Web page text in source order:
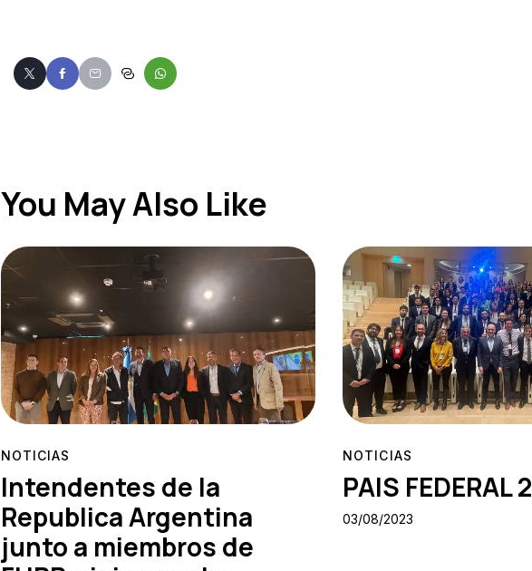
You May Also Like
NOTICIAS
Intendentes de la
Republica Argentina
junto a miembros de
NOTICIAS
PAIS FEDERAL
03/08/2023